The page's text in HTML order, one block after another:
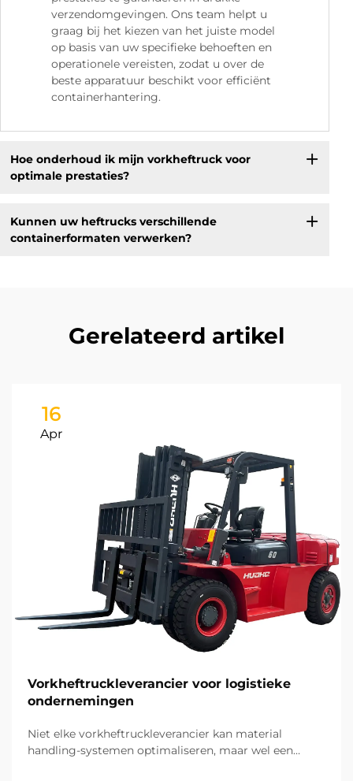
verzendomgevingen. Ons team helpt u
graag bij het kiezen van het juiste model
op basis van uw specifieke behoeften en
operationele vereisten, zodat u over de
beste apparatuur beschikt voor efficiënt
containerhantering.
Hoe onderhoud ik mijn vorkheftruck voor
optimale prestaties?
Kunnen uw heftrucks verschillende
containerformaten verwerken?
Gerelateerd artikel
16
Apr
Vorkheftruckleverancier voor logistieke
ondernemingen
Niet elke vorkheftruckleverancier kan material
handling-systemen optimaliseren, maar wel een